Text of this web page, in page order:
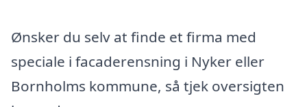
Ønsker du selv at finde et firma med
speciale i facaderensning i Nyker eller
Bornholms kommune, så tjek oversigten